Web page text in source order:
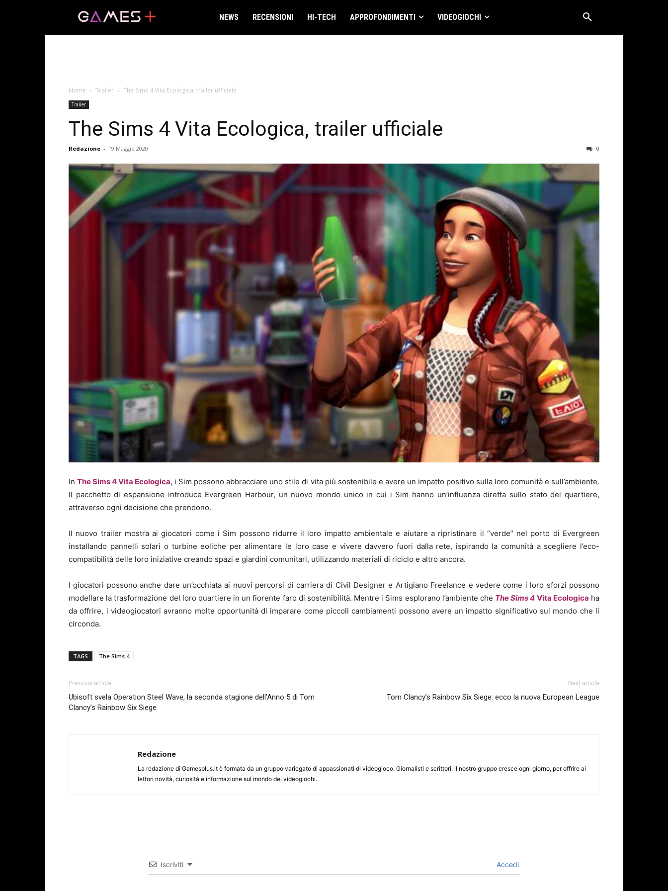
NEWS RECENSIONI HI-TECH APPROFONDIMENTI VIDEOGIOCHI
Home Trailer The Sims 4 Vita Ecologica, trailer ufficiale
Trailer
The Sims 4 Vita Ecologica, trailer ufficiale
Redazione - 19 Maggio 2020 0
InThe Sims 4 Vita Ecologica, i Sim possono abbracciare uno stile di vita più sostenibile e avere un impatto positivo sulla loro comunità e sull’ambiente.
Il pacchetto di espansione introduce Evergreen Harbour, un nuovo mondo unico in cui i Sim hanno un’influenza diretta sullo stato del quartiere,
attraverso ogni decisione che prendono.
Il nuovo trailer mostra ai giocatori come i Sim possono ridurre il loro impatto ambientale e aiutare a ripristinare il “verde” nel porto di Evergreen
installando pannelli solari o turbine eoliche per alimentare le loro case e vivere davvero fuori dalla rete, ispirando la comunità a scegliere l’eco-
compatibilità delle loro iniziative creando spazi e giardini comunitari, utilizzando materiali di riciclo e altro ancora.
I giocatori possono anche dare un’occhiata ai nuovi percorsi di carriera di Civil Designer e Artigiano Freelance e vedere come i loro sforzi possono
modellare la trasformazione del loro quartiere in un fiorente faro di sostenibilità. Mentre i Sims esplorano l’ambiente che The Sims 4 Vita Ecologica ha
da offrire, i videogiocatori avranno molte opportunità di imparare come piccoli cambiamenti possono avere un impatto significativo sul mondo che li
circonda.
TAGS The Sims 4
Previous article
Ubisoft svela Operation Steel Wave, la seconda stagione dell’Anno 5 di Tom
Clancy’s Rainbow Six Siege
Next article
Tom Clancy’s Rainbow Six Siege: ecco la nuova European League
Redazione
La redazione di Gamesplus.it è formata da un gruppo variegato di appassionati di videogioco. Giornalisti e scrittori, il nostro gruppo cresce ogni giorno, per offrire ai
lettori novità, curiosità e informazione sul mondo dei videogiochi.
Iscriviti Accedi